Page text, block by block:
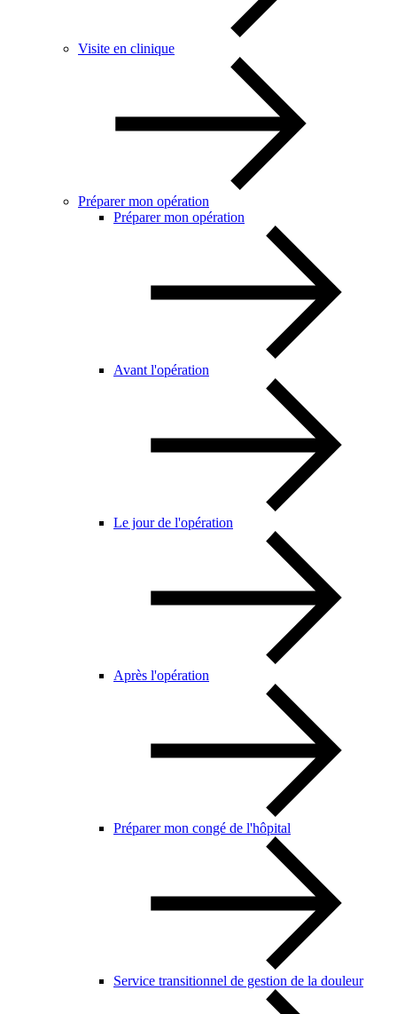
Visite en clinique
Préparer mon opération
Préparer mon opération
Avant l'opération
Le jour de l'opération
Après l'opération
Préparer mon congé de l'hôpital
Service transitionnel de gestion de la douleur